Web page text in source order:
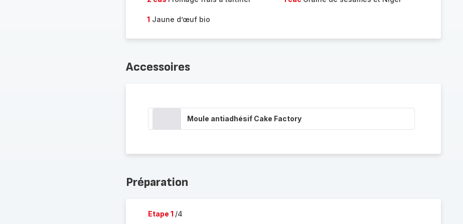
1 Jaune d’œuf bio
Accessoires
Moule antiadhésif Cake Factory
Préparation
Etape 1 /4